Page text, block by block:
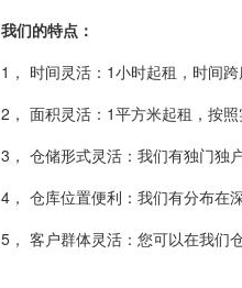
我们的特点：
1， 时间灵活：1小时起租，时间
2， 面积灵活：1平方米起租，按
3， 仓储形式灵活：我们有独门独
4， 仓库位置便利：我们有分布在
5， 客户群体灵活：您可以在我们